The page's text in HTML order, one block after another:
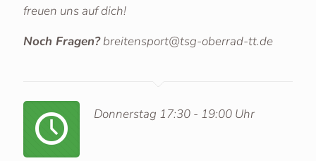
freuen uns auf dich!
Noch Fragen?breitensport@tsg-oberrad-tt.de
Donnerstag 17:30 - 19:00 Uhr